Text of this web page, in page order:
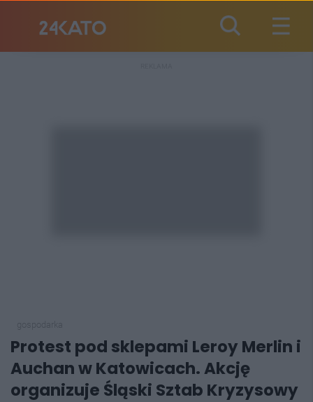
Protest pod sklepami Leroy Merlin i
Auchan w Katowicach. Akcję
organizuje Śląski Sztab Kryzysowy